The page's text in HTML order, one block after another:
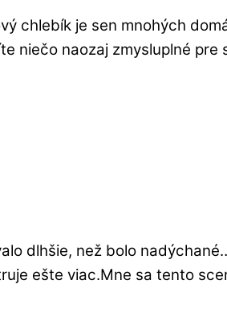
chlebík je sen mnohých
niečo naozaj zmysluplné pre
dlhšie, než bolo
ešte viac.Mne sa tento